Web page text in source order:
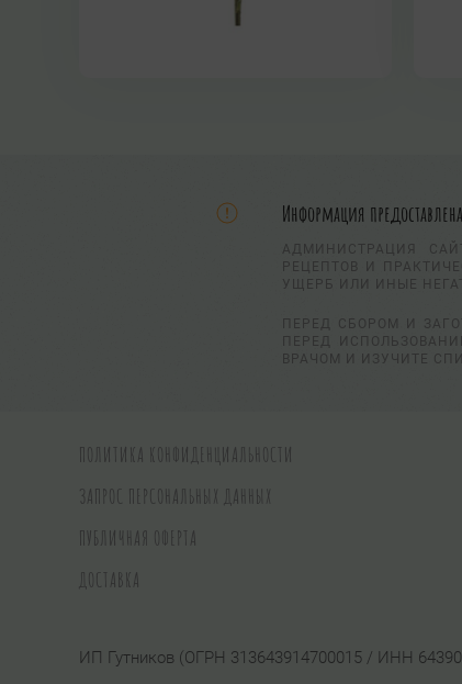
Информация
АДМИНИСТРАЦИЯ
РЕЦЕПТОВ И
УЩЕРБ ИЛИ ИНЫЕ
ПЕРЕД СБОРОМ И
ПЕРЕД
ВРАЧОМ И ИЗУЧИТЕ
ПОЛИТИКА КОНФИДЕНЦИАЛЬНОСТИ
ЗАПРОС ПЕРСОНАЛЬНЫХ ДАННЫХ
ПУБЛИЧНАЯ ОФЕРТА
ДОСТАВКА
ИП Гутников (ОГРН 313643914700015 / ИНН